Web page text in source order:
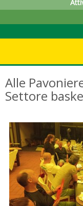
Alle
Settore